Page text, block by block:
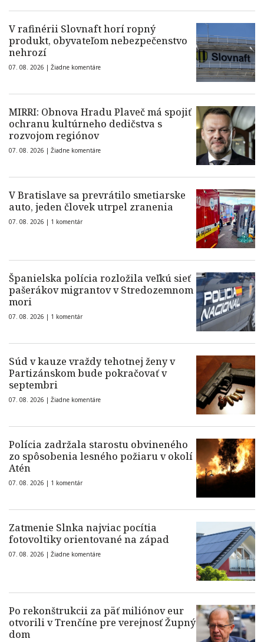
V rafinérii Slovnaft horí ropný
produkt, obyvateľom nebezpečenstvo
nehrozí
07. 08. 2026 | Žiadne komentáre
MIRRI: Obnova Hradu Plaveč má spojiť
ochranu kultúrneho dedičstva s
rozvojom regiónov
07. 08. 2026 | Žiadne komentáre
V Bratislave sa prevrátilo smetiarske
auto, jeden človek utrpel zranenia
07. 08. 2026 | 1 komentár
Španielska polícia rozložila veľkú sieť
pašerákov migrantov v Stredozemnom
mori
07. 08. 2026 | 1 komentár
Súd v kauze vraždy tehotnej ženy v
Partizánskom bude pokračovať v
septembri
07. 08. 2026 | Žiadne komentáre
Polícia zadržala starostu obvineného
zo spôsobenia lesného požiaru v okolí
Atén
07. 08. 2026 | 1 komentár
Zatmenie Slnka najviac pocítia
fotovoltiky orientované na západ
07. 08. 2026 | Žiadne komentáre
Po rekonštrukcii za päť miliónov eur
otvorili v Trenčíne pre verejnosť Župný
dom